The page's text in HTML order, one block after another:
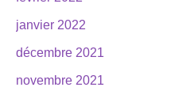
janvier 2022
décembre 2021
novembre 2021